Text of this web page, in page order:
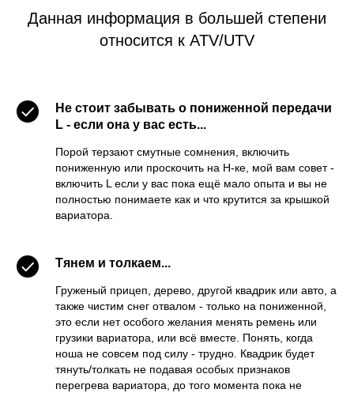
Данная информация в большей степени
относится к ATV/UTV
Не стоит забывать о пониженной передачи
L - если она у вас есть...
Порой терзают смутные сомнения, включить
пониженную или проскочить на H-ке, мой вам совет -
включить L если у вас пока ещё мало опыта и вы не
полностью понимаете как и что крутится за крышкой
вариатора.
Тянем и толкаем...
Груженый прицеп, дерево, другой квадрик или авто, а
также чистим снег отвалом - только на пониженной,
это если нет особого желания менять ремень или
грузики вариатора, или всё вместе. Понять, когда
ноша не совсем под силу - трудно. Квадрик будет
тянуть/толкать не подавая особых признаков
перегрева вариатора, до того момента пока не